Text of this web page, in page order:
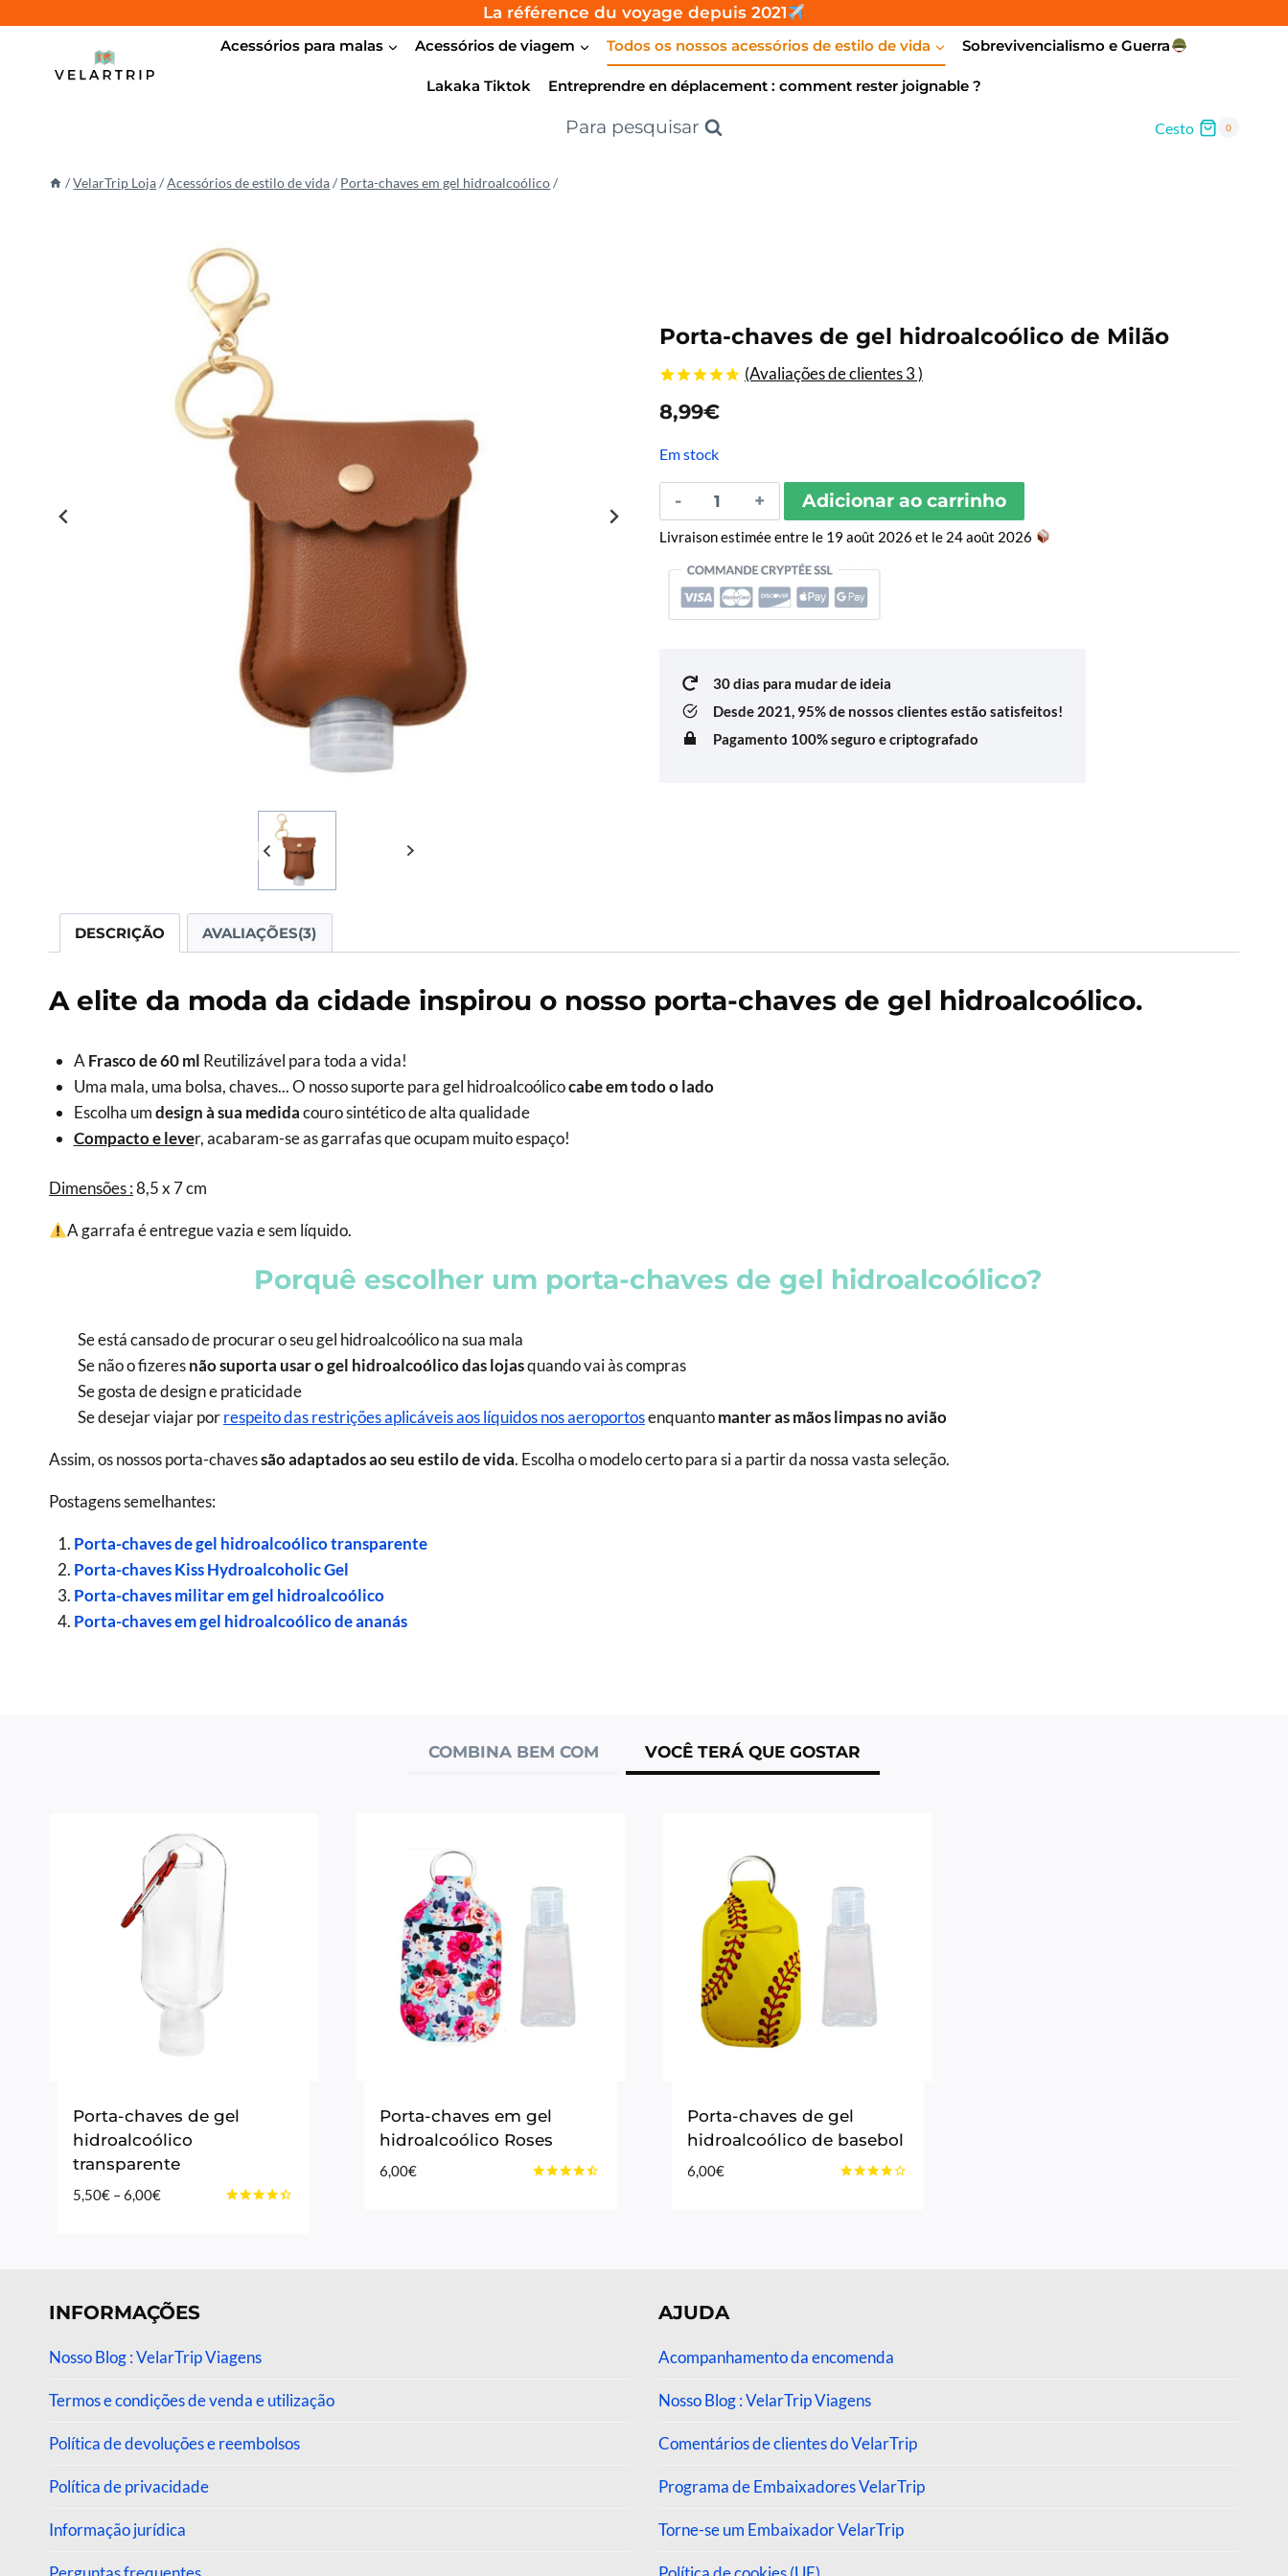
La référence du voyage depuis 2021
Acessórios para malas Acessórios de viagem Todos os nossos acessórios de estilo de vida Sobrevivencialismo e Guerra
Lakaka Tiktok Entreprendre en déplacement : comment rester joignable ?
Para pesquisar Cesto 0
/ VelarTrip Loja / Acessórios de estilo de vida / Porta-chaves em gel hidroalcoólico /
Porta-chaves de gel hidroalcoólico de Milão
com base
avaliações
de
clientes
(Avaliações de clientes3)
8,99€
Em stock
Quantidade
de
Porte-
Clés
Gel
Hydroalcoolique
Adicionar ao carrinho
Livraison estimée entre le 19 août 2026 et le 24 août 2026
30 dias para mudar de ideia
Desde 2021, 95% de nossos clientes estão satisfeitos!
Pagamento 100% seguro e criptografado
DESCRIÇÃO AVALIAÇÕES(3)
A elite da moda da cidade inspirou o nosso porta-chaves de gel hidroalcoólico.
A Frasco de 60 ml Reutilizável para toda a vida!
Uma mala, uma bolsa, chaves... O nosso suporte para gel hidroalcoólicocabe em todo o lado
Escolha umdesign à sua medidacouro sintético de alta qualidade
Compacto e lever, acabaram-se as garrafas que ocupam muito espaço!
Dimensões :8,5 x 7 cm
A garrafa é entregue vazia e sem líquido.
Porquê escolher um porta-chaves de gel hidroalcoólico?
Se está cansado de procurar o seu gel hidroalcoólico na sua mala
Se não o fizeresnão suporta usar o gel hidroalcoólico das lojasquando vai às compras
Se gosta de design e praticidade
Se desejar viajar porrespeito das restrições aplicáveis aos líquidos nos aeroportosenquantomanter as mãos limpas no avião
Assim, os nossos porta-chavessão adaptados ao seu estilo de vida. Escolha o modelo certo para si a partir da nossa vasta seleção.
Postagens semelhantes:
Porta-chaves de gel hidroalcoólico transparente
Porta-chaves Kiss Hydroalcoholic Gel
Porta-chaves militar em gel hidroalcoólico
Porta-chaves em gel hidroalcoólico de ananás
COMBINA BEM COM VOCÊ TERÁ QUE GOSTAR
Porta-chaves de gel
hidroalcoólico
transparente
5,50€ – 6,00€Price
Porta-chaves em gel
hidroalcoólico Roses
6,00€
Porta-chaves de gel
hidroalcoólico de basebol
6,00€
INFORMAÇÕES
Nosso Blog : VelarTrip Viagens
Termos e condições de venda e utilização
Política de devoluções e reembolsos
Política de privacidade
Informação jurídica
AJUDA
Acompanhamento da encomenda
Nosso Blog : VelarTrip Viagens
Comentários de clientes do VelarTrip
Programa de Embaixadores VelarTrip
Torne-se um Embaixador VelarTrip